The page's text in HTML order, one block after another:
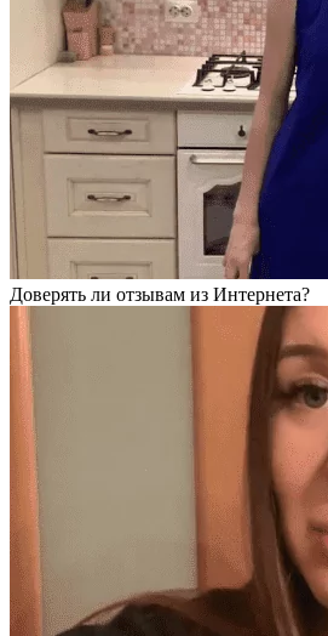
Доверять ли отзывам из Интернета?